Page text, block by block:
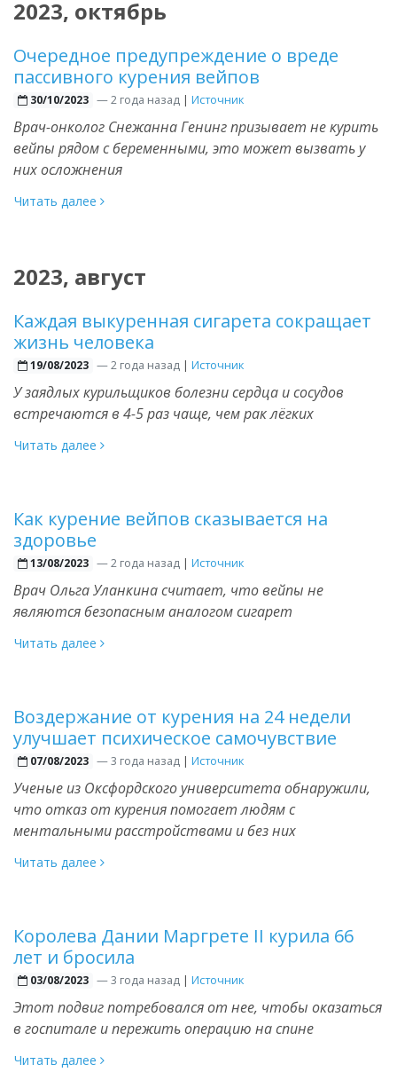
2023, октябрь
Очередное предупреждение о вреде
пассивного курения вейпов
30/10/2023 —2 года назад | Источник
Врач-онколог Снежанна Генинг призывает не курить
вейпы рядом с беременными, это может вызвать у
них осложнения
Читать далее
2023, август
Каждая выкуренная сигарета сокращает
жизнь человека
19/08/2023 —2 года назад | Источник
У заядлых курильщиков болезни сердца и сосудов
встречаются в 4-5 раз чаще, чем рак лёгких
Читать далее
Как курение вейпов сказывается на
здоровье
13/08/2023 —2 года назад | Источник
Врач Ольга Уланкина считает, что вейпы не
являются безопасным аналогом сигарет
Читать далее
Воздержание от курения на 24 недели
улучшает психическое самочувствие
07/08/2023 —3 года назад | Источник
Ученые из Оксфордского университета обнаружили,
что отказ от курения помогает людям с
ментальными расстройствами и без них
Читать далее
Королева Дании Маргрете II курила 66
лет и бросила
03/08/2023 —3 года назад | Источник
Этот подвиг потребовался от нее, чтобы оказаться
в госпитале и пережить операцию на спине
Читать далее